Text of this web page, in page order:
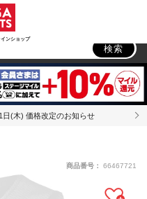
インショップ
検索
日(木) 価格改定のお知らせ
商品番号： 66467721